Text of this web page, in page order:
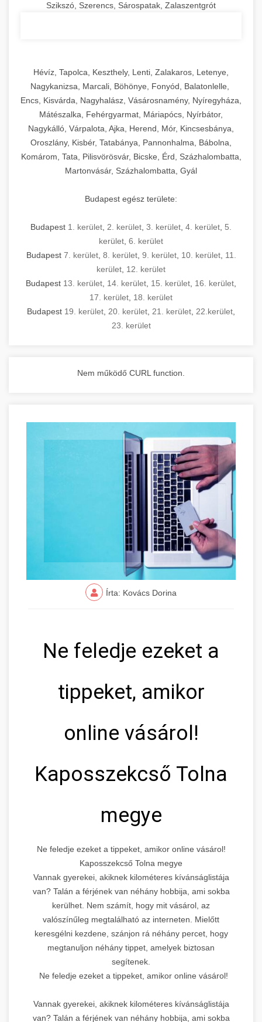
Szikszó, Szerencs, Sárospatak, Zalaszentgrót
Hévíz, Tapolca, Keszthely, Lenti, Zalakaros, Letenye,
Nagykanizsa, Marcali, Böhönye, Fonyód, Balatonlelle,
Encs, Kisvárda, Nagyhalász, Vásárosnamény, Nyíregyháza,
Mátészalka, Fehérgyarmat, Máriapócs, Nyírbátor,
Nagykálló, Várpalota, Ajka, Herend, Mór, Kincsesbánya,
Oroszlány, Kisbér, Tatabánya, Pannonhalma, Bábolna,
Komárom, Tata, Pilisvörösvár, Bicske, Érd, Százhalombatta,
Martonvásár, Százhalombatta, Gyál
Budapest egész területe:
Budapest 1. kerület 2. kerület 3. kerület 4. kerület 5.
kerület 6. kerület
Budapest 7. kerület, 8. kerület, 9. kerület, 10. kerület, 11.
kerület 12. kerület
Budapest 13. kerület 14. kerület 15. kerület 16. kerület
17. kerület 18. kerület
Budapest 19. kerület 20. kerület 21. kerület 22.kerület
23. kerület
Nem működő CURL function.
Írta: Kovács Dorina
Ne feledje ezeket a
tippeket, amikor
online vásárol!
Kaposszekcső Tolna
megye
Ne feledje ezeket a tippeket, amikor online vásárol!
Kaposszekcső Tolna megye
Vannak gyerekei, akiknek kilométeres kívánságlistája
van? Talán a férjének van néhány hobbija, ami sokba
kerülhet. Nem számít, hogy mit vásárol, az
valószínűleg megtalálható az interneten. Mielőtt
keresgélni kezdene, szánjon rá néhány percet, hogy
megtanuljon néhány tippet, amelyek biztosan
segítenek.
Ne feledje ezeket a tippeket, amikor online vásárol!
Vannak gyerekei, akiknek kilométeres kívánságlistája
van? Talán a férjének van néhány hobbija, ami sokba